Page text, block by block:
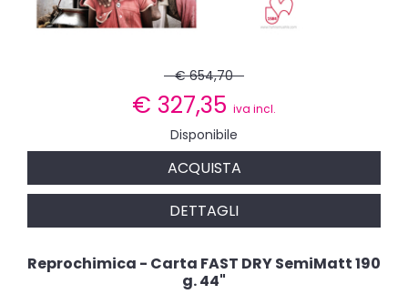
€ 654,70
€ 327,35 iva incl.
Disponibile
ACQUISTA
DETTAGLI
Reprochimica - Carta FAST DRY SemiMatt 190
g. 44"